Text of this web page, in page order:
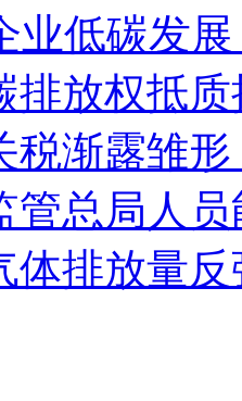
业低碳发
排放权抵
税渐露雏
管总局人
体排放量